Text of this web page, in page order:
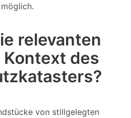
relevanten
des
von stillgelegten